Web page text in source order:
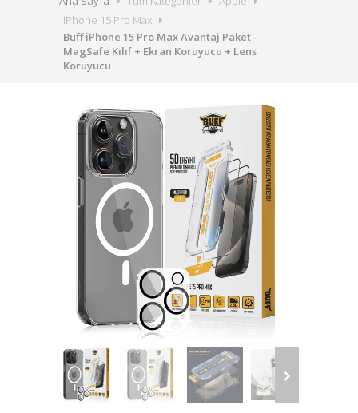
iPhone 15 Pro Max
Buff iPhone 15 Pro Max Avantaj Paket -
MagSafe Kılıf + Ekran Koruyucu + Lens
Koruyucu